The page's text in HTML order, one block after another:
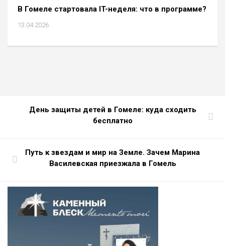
В Гомеле стартовала IT-неделя: что в программе?
13.04.2026
День защиты детей в Гомеле: куда сходить
бесплатно
Путь к звездам и мир на Земле. Зачем Марина
Василевская приезжала в Гомель